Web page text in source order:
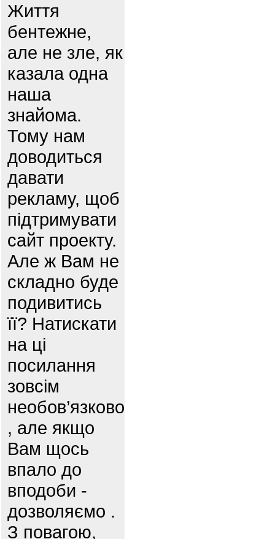
Життя
бентежне,
але не зле, як
казала одна
наша
знайома.
Тому нам
доводиться
давати
рекламу, щоб
підтримувати
сайт проекту.
Але ж Вам не
складно буде
подивитись
її? Натискати
на ці
посилання
зовсім
необов’язково
, але якщо
Вам щось
впало до
вподоби -
дозволяємо .
З повагою,